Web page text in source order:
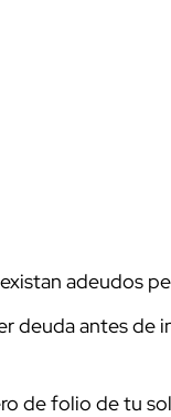
adeudos
deuda antes de
de folio de tu